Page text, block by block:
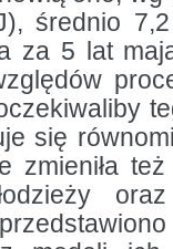
średnio
a za 5 lat
się
zmieniła